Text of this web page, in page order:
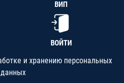
ВИП
ВОЙТИ
и хранению персональных
данных